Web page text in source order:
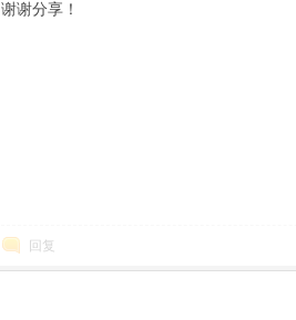
谢谢分享！
回复